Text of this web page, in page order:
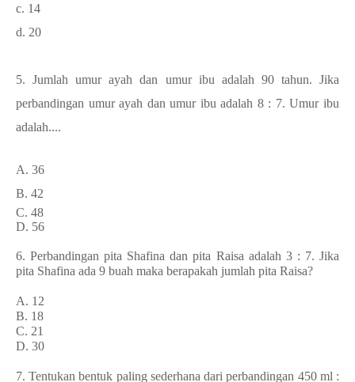
c. 14
d. 20
5.Jumlah umur ayah dan umur ibu adalah 90 tahun. Jika
perbandingan umur ayah dan umur ibu adalah 8 : 7. Umur ibu
adalah....
A. 36
B. 42
C. 48
D. 56
6. Perbandingan pita Shafina dan pita Raisa adalah 3 : 7. Jika
pita Shafina ada 9 buah maka berapakah jumlah pita Raisa?
A. 12
B. 18
C. 21
D. 30
7. Tentukan bentuk paling sederhana dari perbandingan 450 ml :